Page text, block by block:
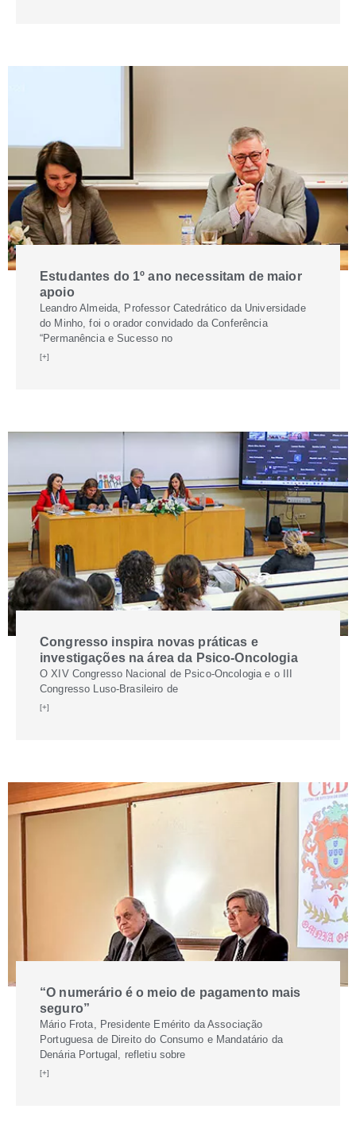
Estudantes do 1º ano necessitam de maior
apoio
Leandro Almeida, Professor Catedrático da Universidade
do Minho, foi o orador convidado da Conferência
“Permanência e Sucesso no
[+]
Congresso inspira novas práticas e
investigações na área da Psico-Oncologia
O XIV Congresso Nacional de Psico-Oncologia e o III
Congresso Luso-Brasileiro de
[+]
“O numerário é o meio de pagamento mais
seguro”
Mário Frota, Presidente Emérito da Associação
Portuguesa de Direito do Consumo e Mandatário da
Denária Portugal, refletiu sobre
[+]